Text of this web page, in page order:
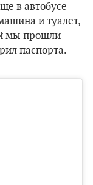
в автобусе
и туалет,
мы прошли
паспорта.